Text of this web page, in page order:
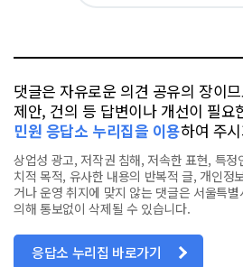
댓글은 자유로운 의견 공유의 장이
제안, 건의 등 답변이나 개선이 필요
민원 응답소 누리집을 이용하여 주
상업성 광고, 저작권 침해, 저속한 표현, 특
치적 목적, 유사한 내용의 반복적 글, 개인정
거나 운영 취지에 맞지 않는 댓글은 서울특
의해 통보없이 삭제될 수 있습니다.
응답소 누리집 바로가기